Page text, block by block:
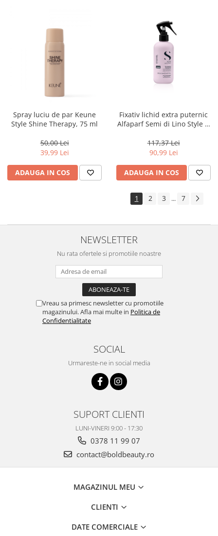
Spray luciu de par Keune
Style Shine Therapy, 75 ml
50,00 Lei
39,99 Lei
ADAUGA IN COS
Fixativ lichid extra puternic
Alfaparf Semi di Lino Style &
ml
117,37 Lei
90,99 Lei
ADAUGA IN COS
1 2 3 ... 7
NEWSLETTER
Nu rata ofertele si promotiile noastre
Vreau sa primesc newsletter cu promotiile
magazinului. Afla mai multe in Politica de
Confidentialitate
SOCIAL
Urmareste-ne in social media
SUPORT CLIENTI
LUNI-VINERI 9:00 - 17:30
0378 11 99 07
contact@boldbeauty.ro
MAGAZINUL MEU
CLIENTI
DATE COMERCIALE